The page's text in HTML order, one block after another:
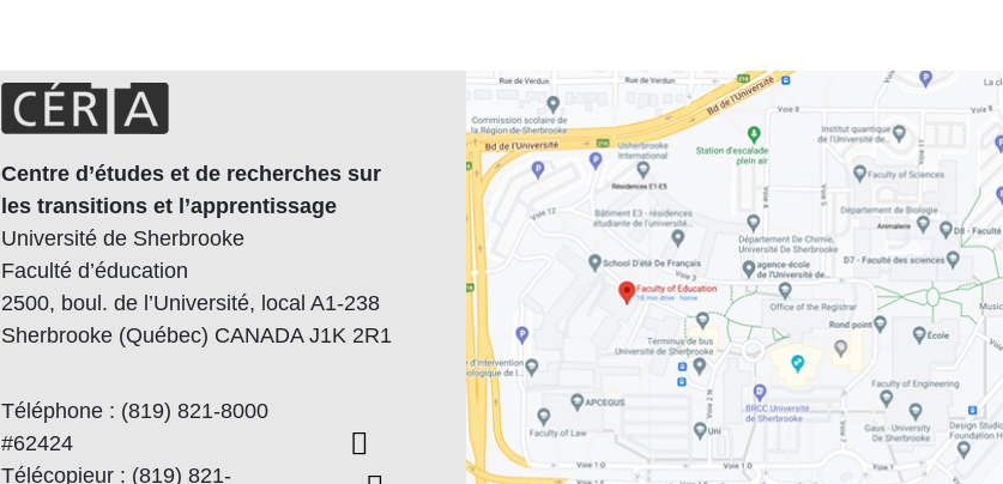
Centre d’études et de recherches sur
les transitions et l’apprentissage
Université de Sherbrooke
Faculté d’éducation
2500, boul. de l’Université, local A1-238
Sherbrooke (Québec) CANADA J1K 2R1
Téléphone : (819) 821-8000
#62424
Télécopieur : (819) 821-